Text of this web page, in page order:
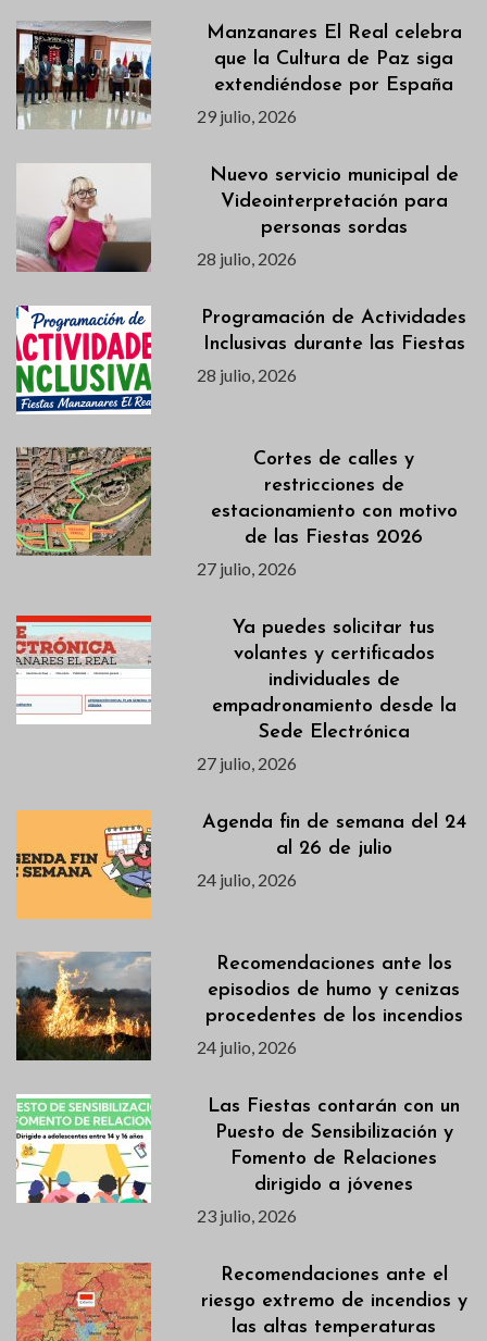
Manzanares El Real celebra
que la Cultura de Paz siga
extendiéndose por España
29 julio, 2026
Nuevo servicio municipal de
Videointerpretación para
personas sordas
28 julio, 2026
Programación de Actividades
Inclusivas durante las Fiestas
28 julio, 2026
Cortes de calles y
restricciones de
estacionamiento con motivo
de las Fiestas 2026
27 julio, 2026
Ya puedes solicitar tus
volantes y certificados
individuales de
empadronamiento desde la
Sede Electrónica
27 julio, 2026
Agenda fin de semana del 24
al 26 de julio
24 julio, 2026
Recomendaciones ante los
episodios de humo y cenizas
procedentes de los incendios
24 julio, 2026
Las Fiestas contarán con un
Puesto de Sensibilización y
Fomento de Relaciones
dirigido a jóvenes
23 julio, 2026
Recomendaciones ante el
riesgo extremo de incendios y
las altas temperaturas